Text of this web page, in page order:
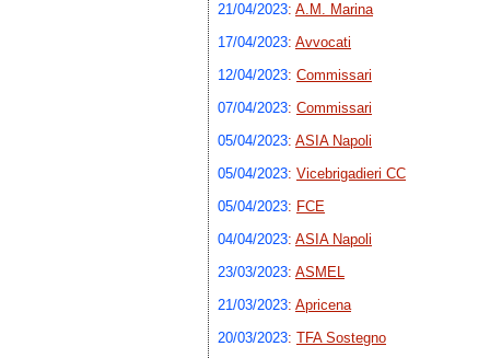
21/04/2023: A.M. Marina
17/04/2023: Avvocati
12/04/2023: Commissari
07/04/2023: Commissari
05/04/2023: ASIA Napoli
05/04/2023: Vicebrigadieri CC
05/04/2023: FCE
04/04/2023: ASIA Napoli
23/03/2023: ASMEL
21/03/2023: Apricena
20/03/2023: TFA Sostegno